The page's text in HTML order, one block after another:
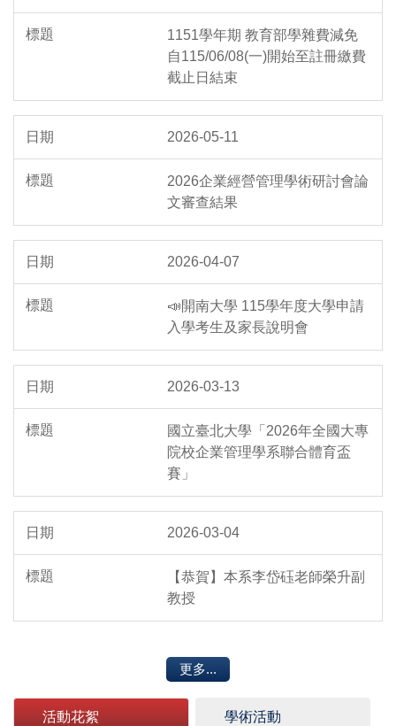
1151學年期 教育部學雜費減免
自115/06/08(一)開始至註冊繳費
截止日結束
2026-05-11
2026企業經營管理學術研討會論
文審查結果
2026-04-07
📣開南大學 115學年度大學申請
入學考生及家長說明會
2026-03-13
國立臺北大學「2026年全國大專
院校企業管理學系聯合體育盃
賽」
2026-03-04
【恭賀】本系李岱砡老師榮升副
教授
更多...
活動花絮 學術活動